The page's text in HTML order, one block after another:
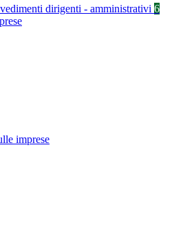
dirigenti - amministrativi 6
imprese